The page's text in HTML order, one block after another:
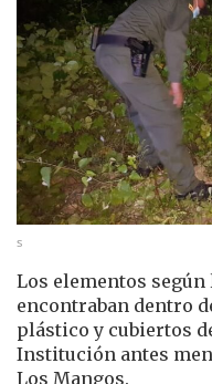
s
Los elementos según
encontraban dentro
plástico y cubiertos
Institución antes
Los Mangos.